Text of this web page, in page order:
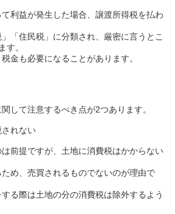
利益が発生した場合、譲渡所得税を払わ
「住民税」に分類され、厳密に言うとこ
す。
金も必要になることがあります。
して注意するべき点が2つあります。
されない
前提ですが、土地に消費税はかからない
め、売買されるものでないのが理由で
る際は土地の分の消費税は除外するよう